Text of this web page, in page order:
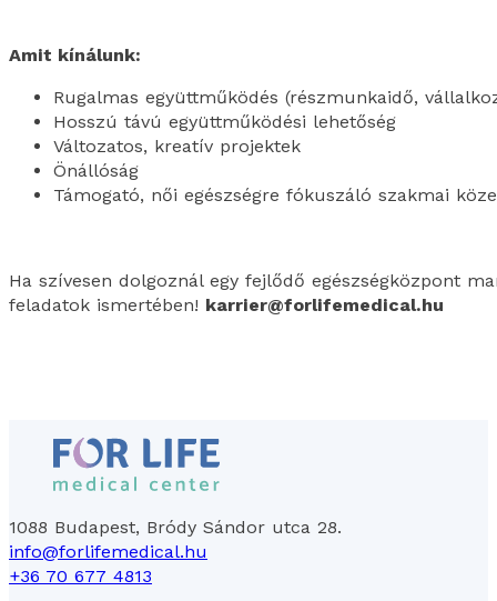
Amit kínálunk:
Rugalmas együttműködés (részmunkaidő,
Hosszú távú együttműködési lehetőség
Változatos, kreatív projektek
Önállóság
Támogató, női egészségre fókuszáló szakmai
Ha szívesen dolgoznál egy fejlődő egészségközpont
feladatok ismertében! karrier@forlifemedical.hu
1088 Budapest, Bródy Sándor utca 28.
info@forlifemedical.hu
+36 70 677 4813